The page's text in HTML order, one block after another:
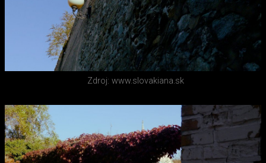
Zdroj: www.slovakiana.sk